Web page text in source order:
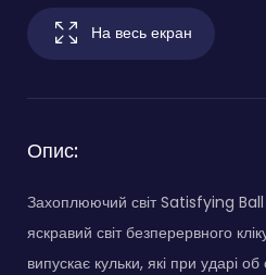
На весь екран
Опис:
Захоплюючий світ Satisfying
яскравий світ безперервного
випускає кульки, які при ударі